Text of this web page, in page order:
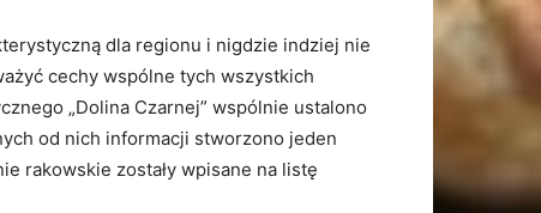
dla regionu i nigdzie indziej nie
cechy wspólne tych wszystkich
„Dolina Czarnej” wspólnie ustalono
od nich informacji stworzono jeden
rakowskie zostały wpisane na listę